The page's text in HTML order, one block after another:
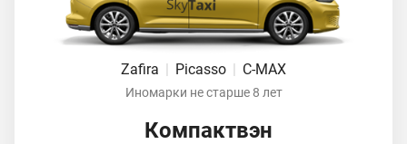
Zafira | Picasso | C-MAX
Иномарки не старше 8 лет
Компактвэн